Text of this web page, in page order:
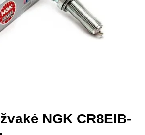
NGK CR8EIB-